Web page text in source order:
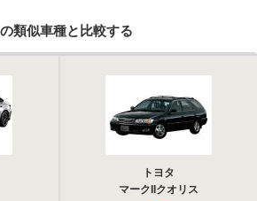
類似車種と比較する
トヨタ
マークIIクオリス